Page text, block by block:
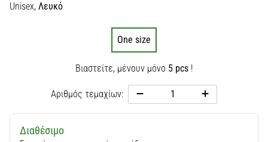
Unisex, Λευκό
One size
Βιαστείτε, μένουν μόνο 5 pcs !
Αριθμός τεμαχίων:
Διαθέσιμο